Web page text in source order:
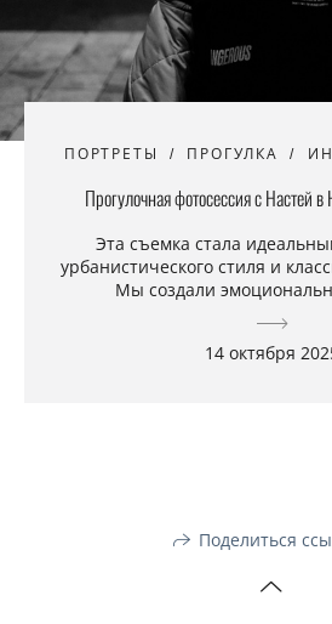
ПОРТРЕТЫ ПРОГУЛКА
Прогулочная фотосессия с Настей
Эта съемка стала
урбанистического стиля и
Мы создали
14 октября
Поделиться